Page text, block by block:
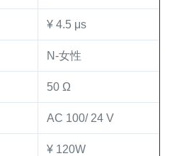
¥ 4.5 μs
N-女性
50 Ω
AC 100/ 24 V
¥ 120W